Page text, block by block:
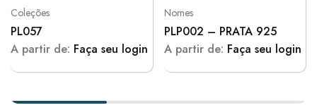
Coleções
PL057
A partir de: Faça seu login
Nomes
PLP002 – PRATA 925
A partir de: Faça seu login